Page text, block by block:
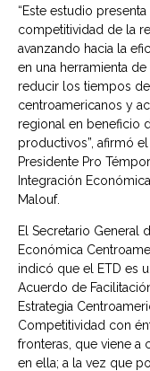
“Este estudio
competitividad de la
avanzando hacia la
en una herramienta
reducir los tiempos
centroamericanos y
regional en beneficio
productivos”, afirmó
Presidente Pro
Integración
Malouf.
El Secretario General
Económica
indicó que el ETD es
Acuerdo de
Estrategia
Competitividad con
fronteras, que viene a
en ella; a la vez que